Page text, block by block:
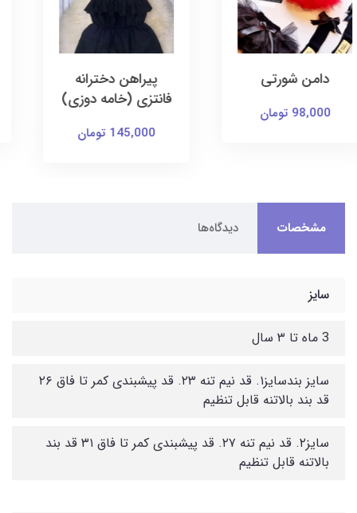
پیراهن دخترانه
پیراهن و تل
155,000 تومان
مشخصات دیدگاه‌ها
سایز
3 ماه تا ۳ سال
سایز بندسایز۱. قد نیم تنه ۲۳. قد پیشبندی کمر تا فاق ۲۶
قد بند بالاتنه قابل تنظیم
سایز۲. قد نیم تنه ۲۷. قد پیشبندی کمر تا فاق ۳۱ قد بند
بالاتنه قابل تنظیم